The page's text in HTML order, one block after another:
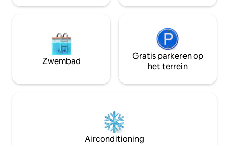
Zwembad
Gratis parkeren op
het terrein
Airconditioning